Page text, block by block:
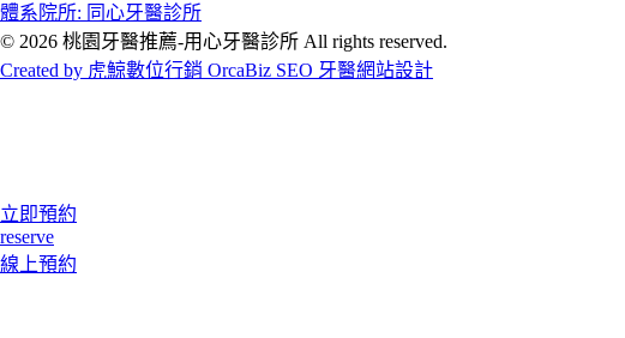
體系院所: 同心牙醫診所
© 2026 桃園牙醫推薦-用心牙醫診所 All rights reserved.
Created by 虎鯨數位行銷 OrcaBiz SEO 牙醫網站設計
立即預約
reserve
線上預約